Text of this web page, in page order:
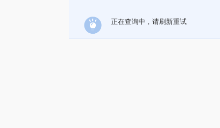
正在查询中，请刷新重试